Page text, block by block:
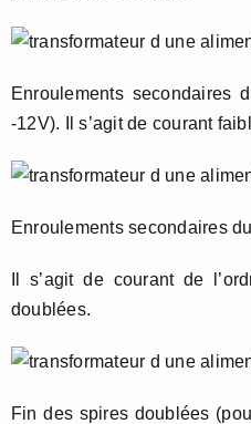
Enroulements secondaires
-12V). Il s’agit de courant
Enroulements secondaires
Il s’agit de courant de
doublées.
Fin des spires doublées